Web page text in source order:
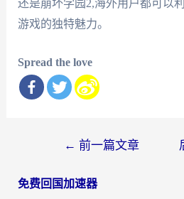
还是崩坏学园2,海外用户都可以
游戏的独特魅力。
Spread the love
导
← 前一篇文章
免费回国加速器